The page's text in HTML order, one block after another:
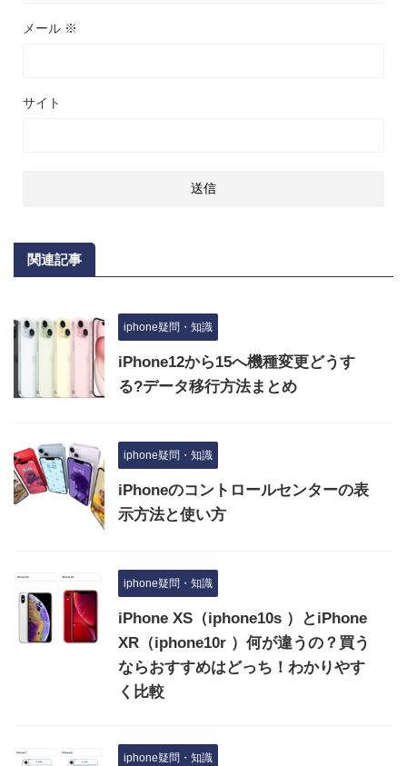
メール ※
サイト
関連記事
iphone疑問・知識
iPhone12から15へ機種変更どうす
る?データ移行方法まとめ
iphone疑問・知識
iPhoneのコントロールセンターの表
示方法と使い方
iphone疑問・知識
iPhone XS（iphone10s ）とiPhone
XR（iphone10r ）何が違うの？買う
ならおすすめはどっち！わかりやす
く比較
iphone疑問・知識